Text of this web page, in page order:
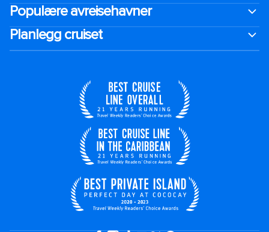
Populære avreisehavner
Planlegg cruiset